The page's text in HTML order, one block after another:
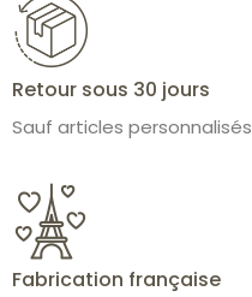
Retour sous 30 jours
Sauf articles personnalisés
Fabrication française